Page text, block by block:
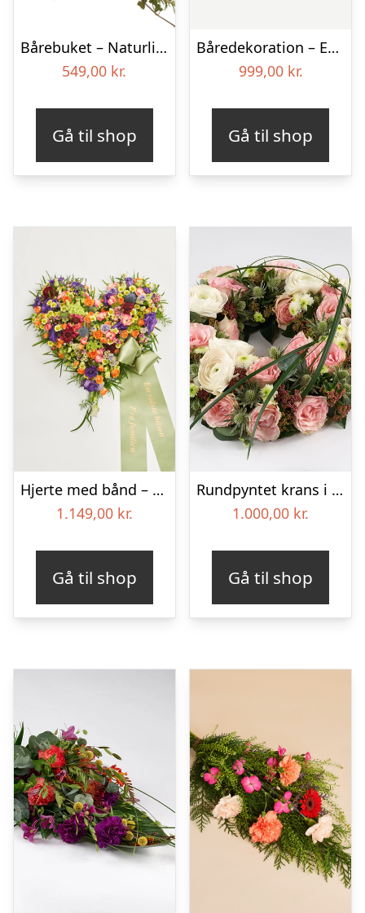
Bårebuket – Naturlig hvid
549,00 kr.
Gå til shop
Båredekoration – Et farverigt farvel
999,00 kr.
Gå til shop
Hjerte med bånd – Floristens kreative valg
1.149,00 kr.
Gå til shop
Rundpyntet krans i lyse farver – Blomster til begravelse
1.000,00 kr.
Gå til shop